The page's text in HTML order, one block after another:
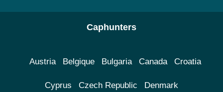
Caphunters
Austria Belgique Bulgaria Canada Croatia
Cyprus Czech Republic Denmark